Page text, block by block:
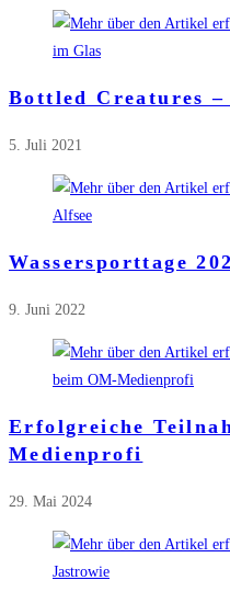
Bottled Creatures
5. Juli 2021
Wassersporttage
9. Juni 2022
Erfolgreiche
Medienprofi
29. Mai 2024